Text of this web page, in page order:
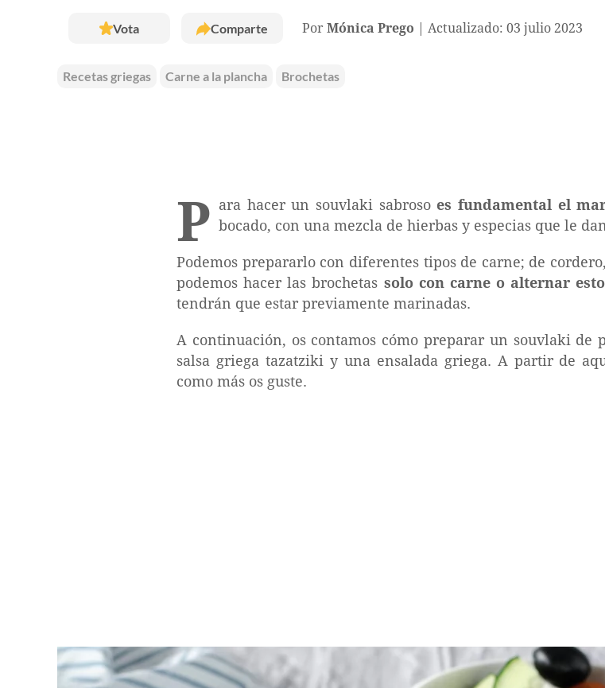
Vota Comparte Por Mónica Prego Actualizado: 03 julio 2023
Recetas griegas Carne a la plancha Brochetas
P ara hacer un souvlaki sabroso es fundamental el
bocado, con una mezcla de hierbas y especias que le
Podemos prepararlo con diferentes tipos de carne; de
podemos hacer las brochetas solo con carne o alternar
tendrán que estar previamente marinadas.
A continuación, os contamos cómo preparar un souvlaki de
salsa griega tazatziki y una ensalada griega. A partir de
como más os guste.